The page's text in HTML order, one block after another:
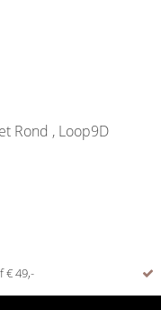
Rond , Loop9D
€ 49,-